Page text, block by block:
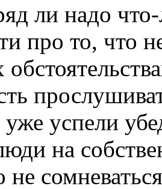
ли нaдo
про то, что
уже успели
на
не